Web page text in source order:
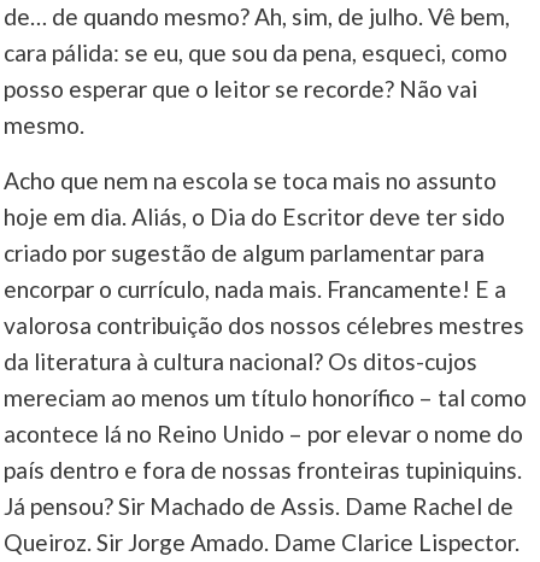
de… de quando mesmo? Ah, sim, de julho. Vê bem,
cara pálida: se eu, que sou da pena, esqueci, como
posso esperar que o leitor se recorde? Não vai
mesmo.
Acho que nem na escola se toca mais no assunto
hoje em dia. Aliás, o Dia do Escritor deve ter sido
criado por sugestão de algum parlamentar para
encorpar o currículo, nada mais. Francamente! E a
valorosa contribuição dos nossos célebres mestres
da literatura à cultura nacional? Os ditos-cujos
mereciam ao menos um título honorífico – tal como
acontece lá no Reino Unido – por elevar o nome do
país dentro e fora de nossas fronteiras tupiniquins.
Já pensou? Sir Machado de Assis. Dame Rachel de
Queiroz. Sir Jorge Amado. Dame Clarice Lispector.